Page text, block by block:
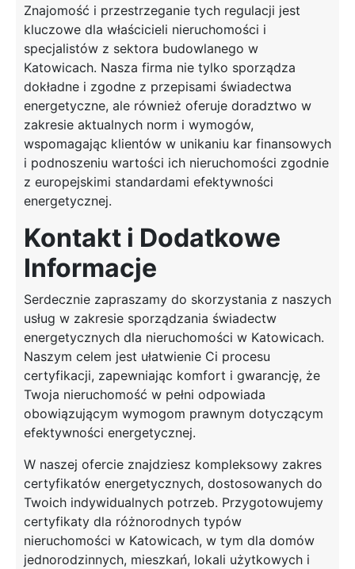
Znajomość i przestrzeganie tych regulacji jest
kluczowe dla właścicieli nieruchomości i
specjalistów z sektora budowlanego w
Katowicach. Nasza firma nie tylko sporządza
dokładne i zgodne z przepisami świadectwa
energetyczne, ale również oferuje doradztwo w
zakresie aktualnych norm i wymogów,
wspomagając klientów w unikaniu kar finansowych
i podnoszeniu wartości ich nieruchomości zgodnie
z europejskimi standardami efektywności
energetycznej.
Kontakt i Dodatkowe
Informacje
Serdecznie zapraszamy do skorzystania z naszych
usług w zakresie sporządzania świadectw
energetycznych dla nieruchomości w Katowicach.
Naszym celem jest ułatwienie Ci procesu
certyfikacji, zapewniając komfort i gwarancję, że
Twoja nieruchomość w pełni odpowiada
obowiązującym wymogom prawnym dotyczącym
efektywności energetycznej.
W naszej ofercie znajdziesz kompleksowy zakres
certyfikatów energetycznych, dostosowanych do
Twoich indywidualnych potrzeb. Przygotowujemy
certyfikaty dla różnorodnych typów
nieruchomości w Katowicach, w tym dla domów
jednorodzinnych, mieszkań, lokali użytkowych i